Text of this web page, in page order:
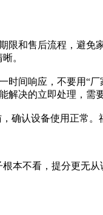
限和售后流程，避免
。
时间响应，不要用“
决的立即处理，需
确认设备使用正常
本不看，提分更无